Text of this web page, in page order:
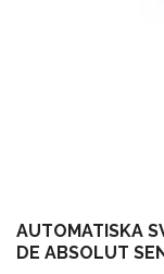
AUTOMATISKA
DE ABSOLUT